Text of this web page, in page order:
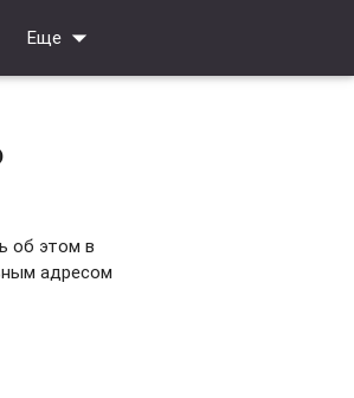
Еще arrow_drop_down
об этом в
адресом